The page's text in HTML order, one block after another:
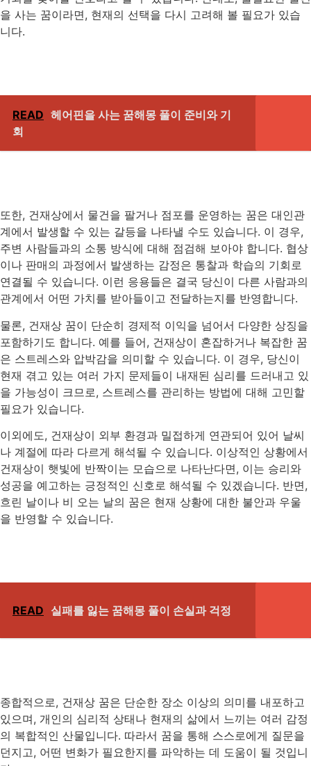
을 사는 꿈이라면, 현재의 선택을 다시 고려해 볼 필요가 있습
니다.
READ 헤어핀을 사는 꿈해몽 풀이 준비와 기
회
또한, 건재상에서 물건을 팔거나 점포를 운영하는 꿈은 대인관
계에서 발생할 수 있는 갈등을 나타낼 수도 있습니다. 이 경우,
주변 사람들과의 소통 방식에 대해 점검해 보아야 합니다. 협상
이나 판매의 과정에서 발생하는 감정은 통찰과 학습의 기회로
연결될 수 있습니다. 이런 응용들은 결국 당신이 다른 사람과의
관계에서 어떤 가치를 받아들이고 전달하는지를 반영합니다.
물론, 건재상 꿈이 단순히 경제적 이익을 넘어서 다양한 상징을
포함하기도 합니다. 예를 들어, 건재상이 혼잡하거나 복잡한 꿈
은 스트레스와 압박감을 의미할 수 있습니다. 이 경우, 당신이
현재 겪고 있는 여러 가지 문제들이 내재된 심리를 드러내고 있
을 가능성이 크므로, 스트레스를 관리하는 방법에 대해 고민할
필요가 있습니다.
이외에도, 건재상이 외부 환경과 밀접하게 연관되어 있어 날씨
나 계절에 따라 다르게 해석될 수 있습니다. 이상적인 상황에서
건재상이 햇빛에 반짝이는 모습으로 나타난다면, 이는 승리와
성공을 예고하는 긍정적인 신호로 해석될 수 있겠습니다. 반면,
흐린 날이나 비 오는 날의 꿈은 현재 상황에 대한 불안과 우울
을 반영할 수 있습니다.
READ 실패를 잃는 꿈해몽 풀이 손실과 걱정
종합적으로, 건재상 꿈은 단순한 장소 이상의 의미를 내포하고
있으며, 개인의 심리적 상태나 현재의 삶에서 느끼는 여러 감정
의 복합적인 산물입니다. 따라서 꿈을 통해 스스로에게 질문을
던지고, 어떤 변화가 필요한지를 파악하는 데 도움이 될 것입니